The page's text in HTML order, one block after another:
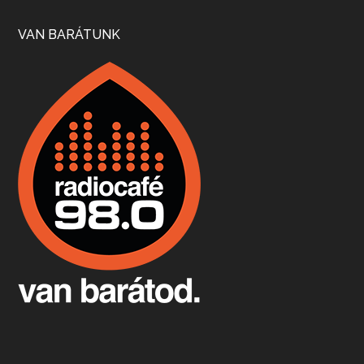
Boston, teadélután, bab és homár
Apr 9, 2026 • 00:37:17
Fermentáljunk, a testünk meghálálja!
Apr 3, 2026 • 00:36:07
VAN BARÁTUNK